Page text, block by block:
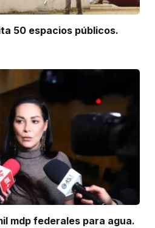
50 espacios públicos.
mdp federales para agua.